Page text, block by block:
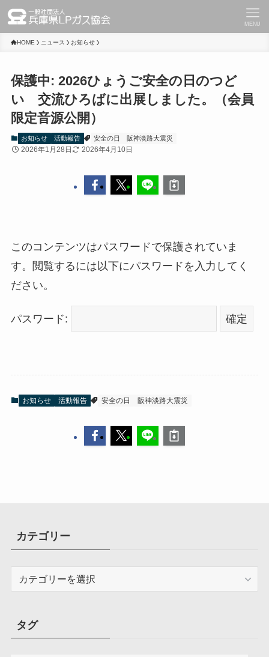
MENU
HOME ニュース お知らせ
保護中: 2026ひょうご安全の日のつど
い 交流ひろばに出展しました。（会員
限定音源公開）
お知らせ 活動報告 安全の日 阪神淡路大震災
2026年1月28日 2026年4月10日
このコンテンツはパスワードで保護されていま
す。閲覧するには以下にパスワードを入力してく
ださい。
パスワード:
お知らせ 活動報告 安全の日 阪神淡路大震災
カテゴリー
ー
タグ